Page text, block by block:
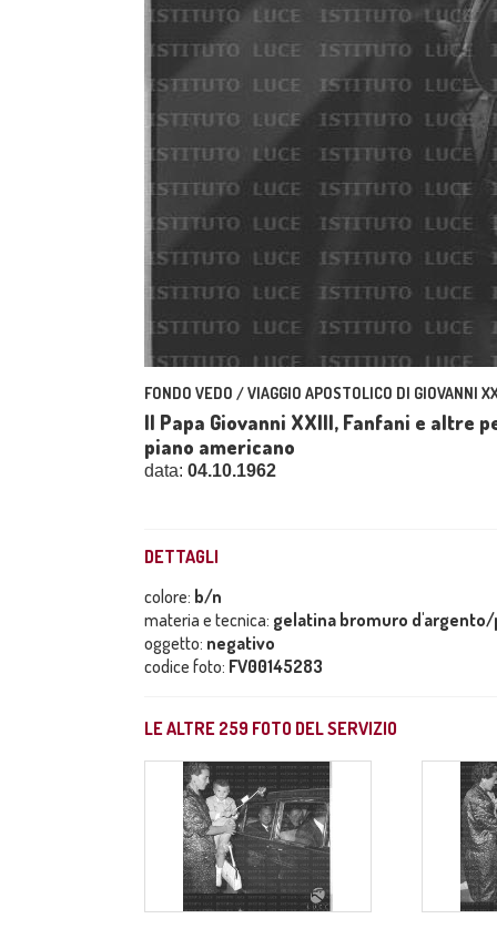
FONDO VEDO / VIAGGIO APOSTOLICO DI GIOVANNI
Il Papa Giovanni XXIII, Fanfani e altre
piano americano
data: 04.10.1962
DETTAGLI
colore: b/n
materia e tecnica: gelatina bromuro
oggetto: negativo
codice foto: FV00145283
LE ALTRE 259 FOTO DEL SERVIZIO